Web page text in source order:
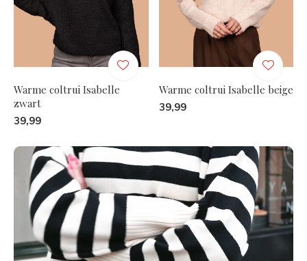
Warme coltrui Isabelle
zwart
39,99
Warme coltrui Isabelle beige
39,99